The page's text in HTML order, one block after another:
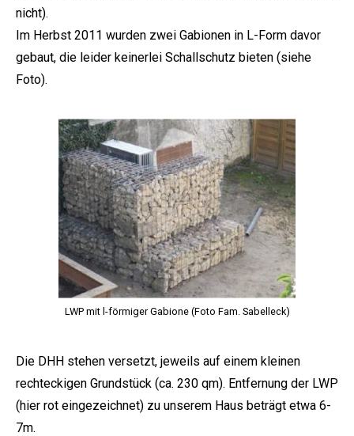
nicht).
Im Herbst 2011 wurden zwei Gabionen in L-Form davor
gebaut, die leider keinerlei Schallschutz bieten (siehe
Foto).
LWP mit l-förmiger Gabione (Foto Fam. Sabelleck)
Die DHH stehen versetzt, jeweils auf einem kleinen
rechteckigen Grundstück (ca. 230 qm). Entfernung der LWP
(hier rot eingezeichnet) zu unserem Haus beträgt etwa 6-
7m.